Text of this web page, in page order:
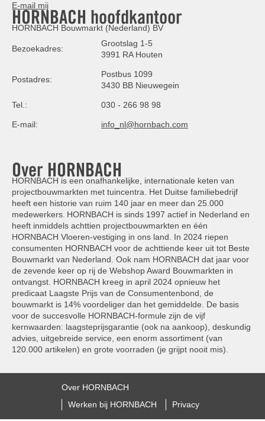
E-mail mij
HORNBACH hoofdkantoor
HORNBACH Bouwmarkt (Nederland) BV
Bezoekadres:
Grootslag 1-5
3991 RA Houten
Postadres:
Postbus 1099
3430 BB Nieuwegein
Tel.: 030 - 266 98 98
E-mail: info_nl@hornbach.com
Over HORNBACH
HORNBACH is een onafhankelijke, internationale keten van
projectbouwmarkten met tuincentra. Het Duitse familiebedrijf
heeft een historie van ruim 140 jaar en meer dan 25.000
medewerkers. HORNBACH is sinds 1997 actief in Nederland en
heeft inmiddels achttien projectbouwmarkten en één
HORNBACH Vloeren-vestiging in ons land. In 2024 riepen
consumenten HORNBACH voor de achttiende keer uit tot Beste
Bouwmarkt van Nederland. Ook nam HORNBACH dat jaar voor
de zevende keer op rij de Webshop Award Bouwmarkten in
ontvangst. HORNBACH kreeg in april 2024 opnieuw het
predicaat Laagste Prijs van de Consumentenbond, de
bouwmarkt is 14% voordeliger dan het gemiddelde. De basis
voor de succesvolle HORNBACH-formule zijn de vijf
kernwaarden: laagsteprijsgarantie (ook na aankoop), deskundig
advies, uitgebreide service, een enorm assortiment (van
120.000 artikelen) en grote voorraden (je grijpt nooit mis).
Over HORNBACH
Werken bij HORNBACH
Privacy